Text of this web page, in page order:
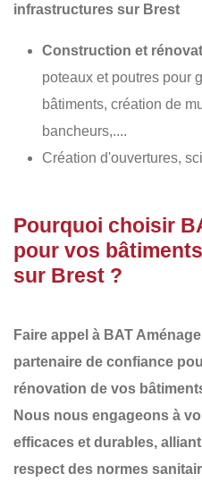
infrastructures sur Brest
Construction et
poteaux et poutres pour
bâtiments, création de
bancheurs,....
Création d'ouvertures,
Pourquoi choisir
pour vos
sur Brest ?
Faire appel à BAT
partenaire de confiance
rénovation de vos
Nous nous engageons à
efficaces et durables,
respect des normes